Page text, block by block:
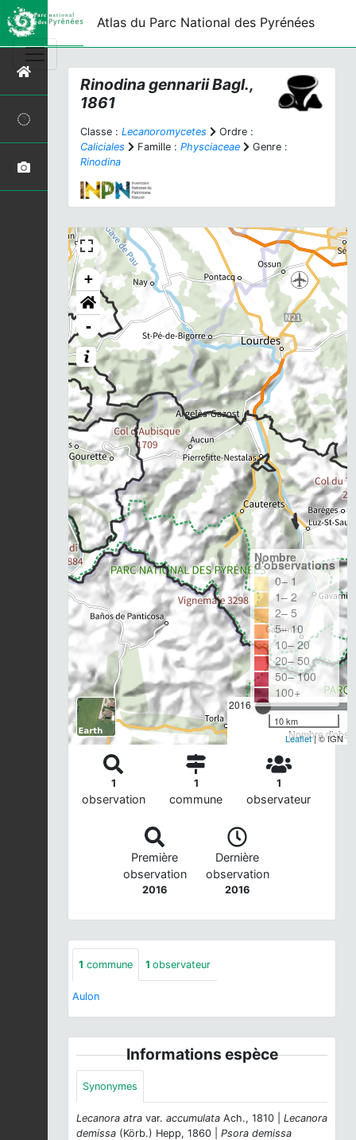
Atlas du Parc National des Pyrénées
Rinodina gennariiBagl.,
1861
Classe : Lecanoromycetes
Ordre :
Caliciales
Famille : Physciaceae
Genre :
Rinodina
+
-
2016
Nombre
Nombre
d'observations
0– 1
1– 2
2– 5
5– 10
10– 20
20– 50
50– 100
100+
10 km
Leaflet| © IGN
1
observation
1
commune
1
observateur
Première
observation
2016
Dernière
observation
2016
1 commune 1 observateur
Aulon
Informations espèce
Synonymes
Lecanora atra var. accumulata Ach., 1810 | Lecanora
demissa (Körb.) Hepp, 1860 | Psora demissa